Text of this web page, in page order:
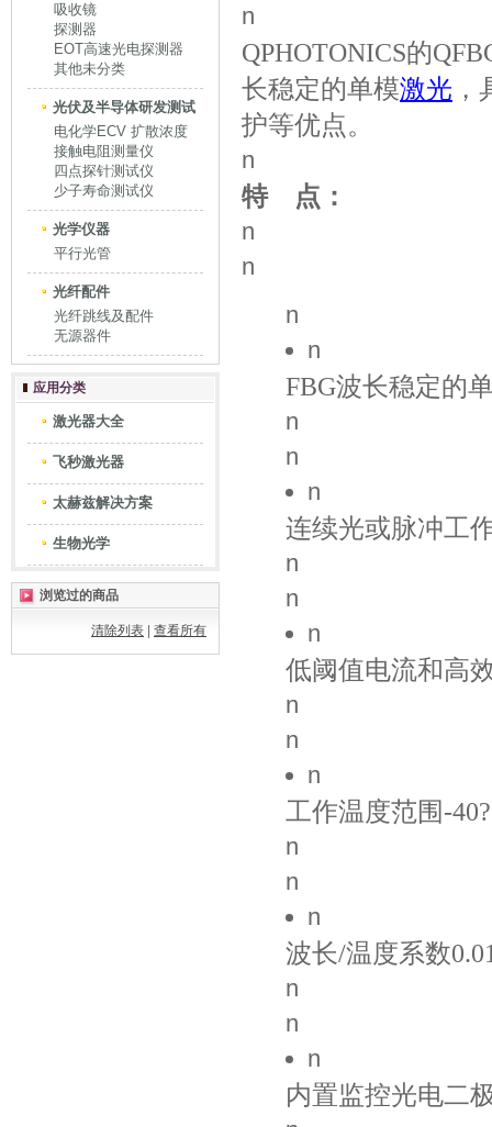
吸收镜
探测器
EOT高速光电探测器
其他未分类
光伏及半导体研发测试
电化学ECV 扩散浓度
接触电阻测量仪
四点探针测试仪
少子寿命测试仪
光学仪器
平行光管
光纤配件
光纤跳线及配件
无源器件
应用分类
激光器大全
飞秒激光器
太赫兹解决方案
生物光学
浏览过的商品
清除列表 查看所有
n
QPHOTONICS的
长稳定的单模激光
护等优点。
n
特 点：
n
n
n
n
FBG波长稳定的
n
n
n
连续光或脉冲工
n
n
n
低阈值电流和高
n
n
n
工作温度范围-
n
n
n
波长/温度系数
n
n
n
内置监控光电二